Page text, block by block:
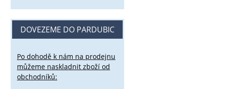
DOVEZEME DO PARDUBIC
Po dohodě k nám na prodejnu
můžeme naskladnit zboží od
obchodníků: